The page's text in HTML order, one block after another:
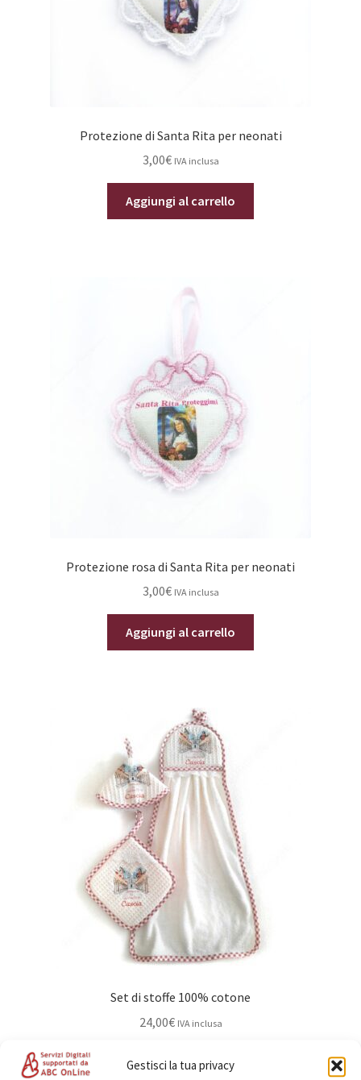
Gestisci la tua privacy
Protezione di Santa Rita per neonati
3,00€ IVA inclusa
Aggiungi al carrello
Protezione rosa di Santa Rita per neonati
3,00€ IVA inclusa
Aggiungi al carrello
Set di stoffe 100% cotone
24,00€ IVA inclusa
Aggiungi al carrello